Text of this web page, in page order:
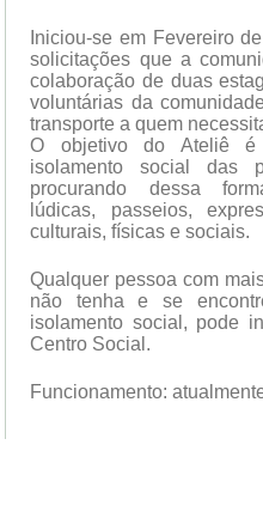
Iniciou-se em Fevereiro
solicitações que a
colaboração de duas
voluntárias da
transporte a quem
O objetivo do Ateliê é
isolamento social das
procurando dessa
lúdicas, passeios,
culturais, físicas e sociais.
Qualquer pessoa com
não tenha e se
isolamento social, pode
Centro Social.
Funcionamento: